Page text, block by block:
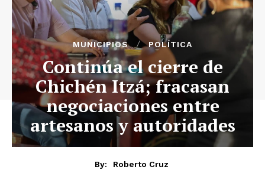
MUNICIPIOS POLÍTICA
Continúa el cierre de
Chichén Itzá; fracasan
negociaciones entre
artesanos y autoridades
By:
Roberto Cruz